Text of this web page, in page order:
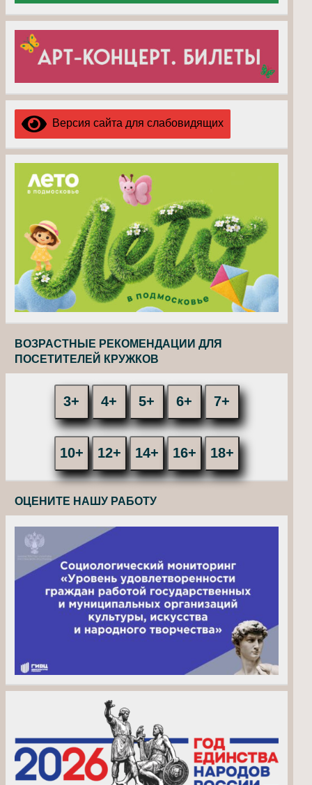
Версия сайта для слабовидящих
ВОЗРАСТНЫЕ РЕКОМЕНДАЦИИ ДЛЯ
ПОСЕТИТЕЛЕЙ КРУЖКОВ
3+ 4+ 5+ 6+ 7+
10+ 12+ 14+ 16+ 18+
ОЦЕНИТЕ НАШУ РАБОТУ